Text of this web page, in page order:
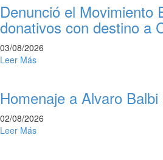
Denunció el Movimiento
donativos con destino a
03/08/2026
Leer Más
Homenaje a Alvaro
02/08/2026
Leer Más